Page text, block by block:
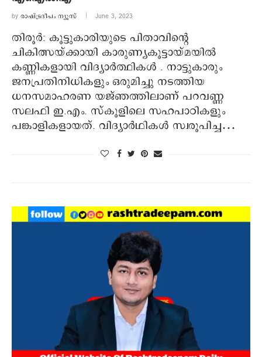
by രാഷ്ട്രദീപം ന്യൂസ്‌ June 3, 2023
തിരൂര്‍: കൂട്ടുകാരിയുടെ പിതാവിന്റെ
ചികിത്സയ്ക്കായി കാരുണ്യകൂട്ടായ്മയില്‍
കണ്ണികളായി വിദ്യാർത്ഥികൾ . നാട്ടുകാരും
ജനപ്രതിനിധികളും ഒരുമിച്ചു നടത്തിയ
ധനസമാഹരണ യജ്ഞത്തിലാണ് പറവണ്ണ
സലഫി ഇ.എം. സ്‌കൂളിലെ സഹപാഠികളും
പങ്കാളികളായത്. വിദ്യാര്‍ഥികള്‍ സ്വരൂപിച്ച…